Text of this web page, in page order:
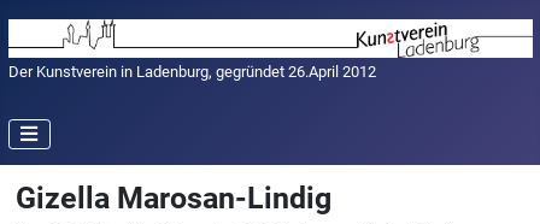
Der Kunstverein in Ladenburg, gegründet 26.April 2012
Gizella Marosan-Lindig